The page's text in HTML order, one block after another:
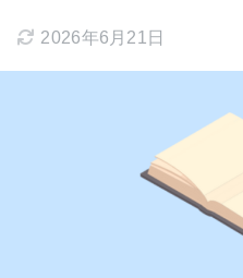
2026年6月21日